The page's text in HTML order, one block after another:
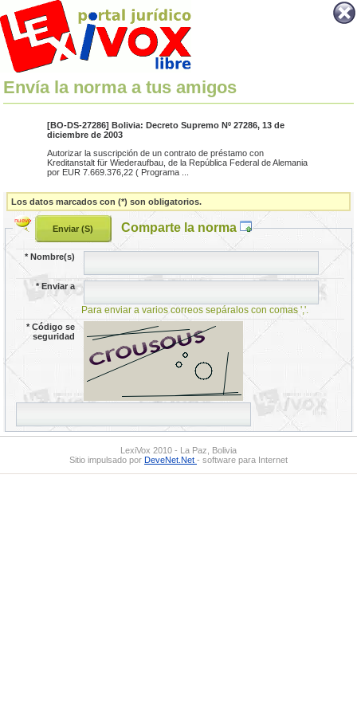
Envía la norma a tus amigos
[BO-DS-27286] Bolivia: Decreto Supremo Nº 27286, 13 de
diciembre de 2003
Autorizar la suscripción de un contrato de préstamo con
Kreditanstalt für Wiederaufbau, de la República Federal de Alemania
por EUR 7.669.376,22 ( Programa ...
Los datos marcados con (*) son obligatorios.
Comparte la norma
*Nombre(s)
*Enviar a
Para enviar a varios correos sepáralos con comas ','.
*Código se
seguridad
LexiVox 2010 - La Paz, Bolivia
Sitio impulsado por DeveNet.Net - software para Internet